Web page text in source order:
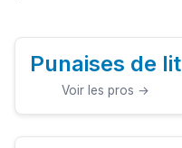
Punaises de lit
Voir les pros →